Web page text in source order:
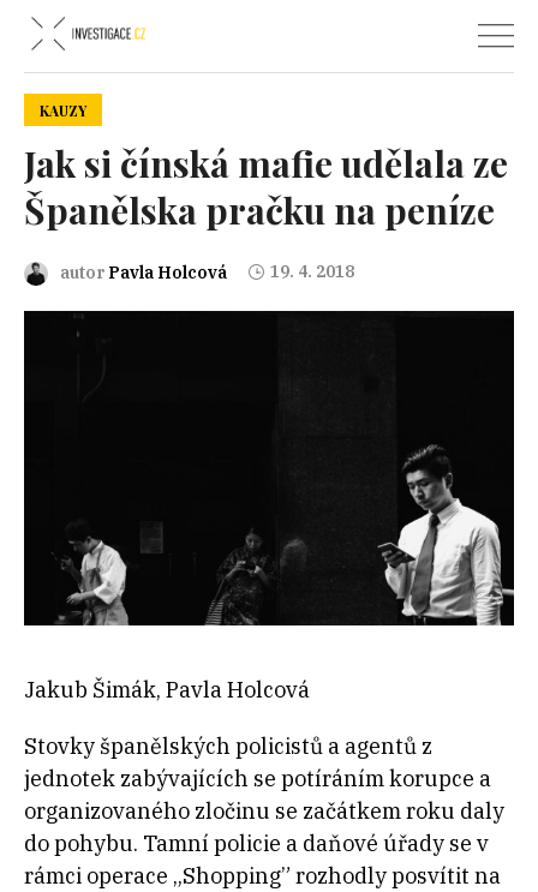
KAUZY
Jak si čínská mafie udělala ze
Španělska pračku na peníze
autor Pavla Holcová 19. 4. 2018
Jakub Šimák, Pavla Holcová
Stovky španělských policistů a agentů z
jednotek zabývajících se potíráním korupce a
organizovaného zločinu se začátkem roku daly
do pohybu. Tamní policie a daňové úřady se v
rámci operace „Shopping” rozhodly posvítit na